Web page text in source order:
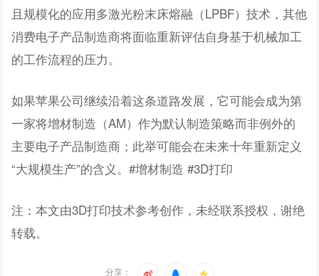
且规模化的应用多激光粉末床熔融（LPBF）技术，其他
消费电子产品制造商将面临重新评估自身基于机械加工
的工作流程的压力。
如果苹果公司继续沿着这条道路发展，它可能会成为第
一家将增材制造（AM）作为默认制造策略而非例外的
主要电子产品制造商；此举可能会在未来十年重新定义
“大规模生产”的含义。#增材制造 #3D打印
注：本文由3D打印技术参考创作，未经联系授权，谢绝
转载。
分享：